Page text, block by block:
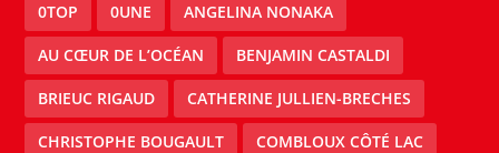
0TOP 0UNE ANGELINA NONAKA
AU CŒUR DE L’OCÉAN BENJAMIN CASTALDI
BRIEUC RIGAUD CATHERINE JULLIEN-BRECHES
CHRISTOPHE BOUGAULT COMBLOUX CÔTÉ LAC